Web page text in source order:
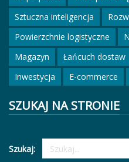
Sztuczna inteligencja
Powierzchnie logistyczne
Magazyn
Łańcuch dostaw
Inwestycja
E-commerce
SZUKAJ NA STRONIE
Szukaj: